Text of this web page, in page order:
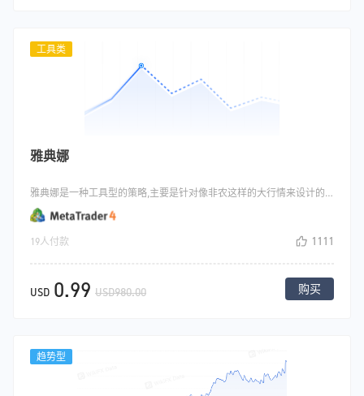
工具类
雅典娜
雅典娜是一种工具型的策略,主要是针对像非农这样的大行情来设计的,大行情出现的时候要么向上，要么向下，这个时候上下各自挂一张单子,上面顺势挂多单,下面顺势挂空单,这样大行情来了总会成交一个方向的单子，这样成交的单子通过行情的惯性就能赚这种大行情的钱.
19人付款 1111
USD 0.99 USD980.00 购买
趋势型